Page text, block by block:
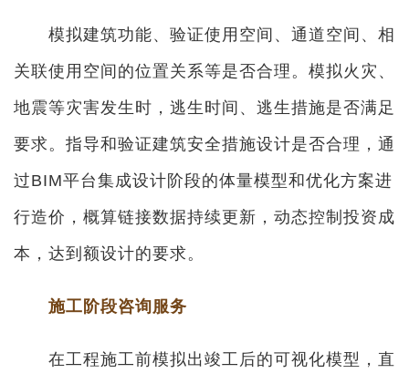
模拟建筑功能、验证使用空间、通道空间、相
关联使用空间的位置关系等是否合理。模拟火灾、
地震等灾害发生时，逃生时间、逃生措施是否满足
要求。指导和验证建筑安全措施设计是否合理，通
过BIM平台集成设计阶段的体量模型和优化方案进
行造价，概算链接数据持续更新，动态控制投资成
本，达到额设计的要求。
施工阶段咨询服务
在工程施工前模拟出竣工后的可视化模型，直